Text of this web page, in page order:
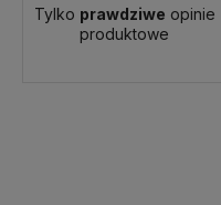
Tylko prawdziwe opinie
produktowe